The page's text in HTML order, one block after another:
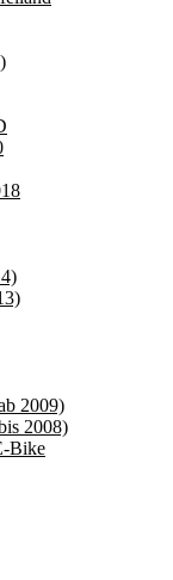
2009)
2008)
Bike